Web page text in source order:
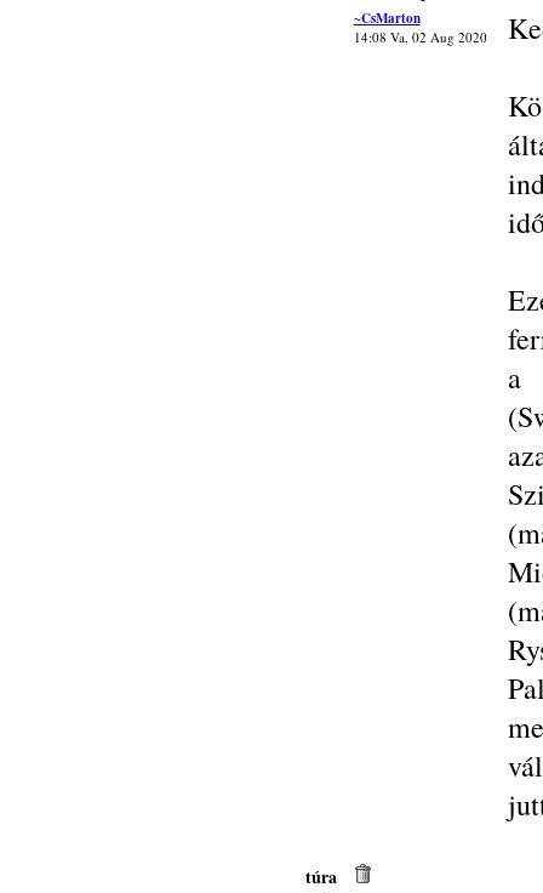
~CsMarton
14:08 Va, 02 Aug 2020
a
túra